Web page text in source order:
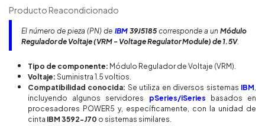
Producto Reacondicionado
El número de pieza (PN) de IBM 39J5185corresponde a unMódulo
Regulador de Voltaje (VRM - Voltage Regulator Module) de 1.5V.
Tipo de componente: Módulo Regulador de Voltaje (VRM).
Voltaje: Suministra 1.5 voltios.
Compatibilidad conocida: Se utiliza en diversos sistemas IBM,
incluyendo algunos servidores pSeries/iSeries basados en
procesadores POWER5 y, específicamente, con la unidad de
cinta IBM 3592-J70 o sistemas similares.